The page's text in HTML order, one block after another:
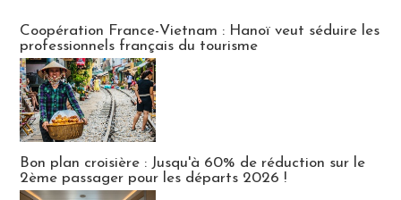
Coopération France-Vietnam : Hanoï veut séduire les
professionnels français du tourisme
Bon plan croisière : Jusqu'à 60% de réduction sur le
2ème passager pour les départs 2026 !